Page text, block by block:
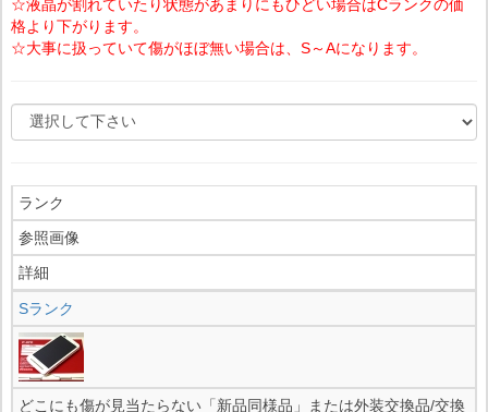
☆液晶が割れていたり状態があまりにもひどい場合はCランクの価
格より下がります。
☆大事に扱っていて傷がほぼ無い場合は、S～Aになります。
ランク
参照画像
詳細
Sランク
どこにも傷が見当たらない「新品同様品」または外装交換品/交換